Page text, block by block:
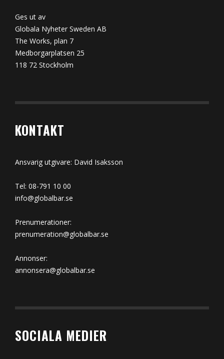
Ges ut av
Globala Nyheter Sweden AB
The Works, plan 7
Medborgarplatsen 25
118 72 Stockholm
KONTAKT
Ansvarig utgivare: David Isaksson
Tel: 08-791 10 00
info@globalbar.se
Prenumerationer:
prenumeration@globalbar.se
Annonser:
annonsera@globalbar.se
SOCIALA MEDIER